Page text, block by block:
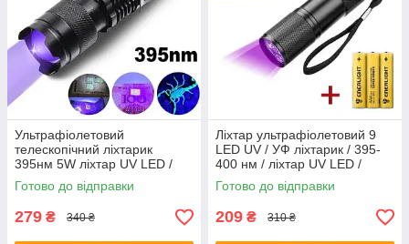
Ультрафіолетовий
телескопічний ліхтарик
395нм 5W ліхтар UV LED /
три режими свічення
Готово до відправки
279 ₴ 340 ₴
Ліхтар ультрафіолетовий 9
LED UV / УФ ліхтарик / 395-
400 нм / ліхтар UV LED /
плюс батарейки
Готово до відправки
209 ₴ 310 ₴